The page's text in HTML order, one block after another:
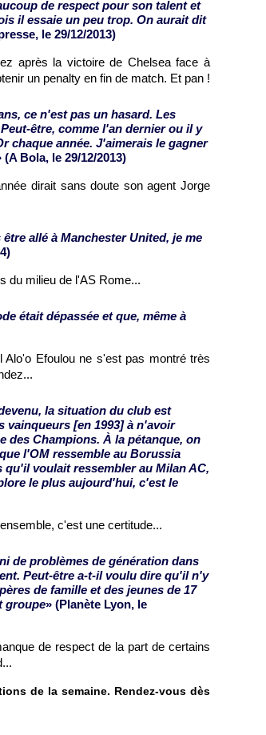
de respect pour son talent et
il essaie un peu trop. On aurait dit
le 29/12/2013)
après la victoire de Chelsea face à
un penalty en fin de match. Et pan !
ce n'est pas un hasard. Les
être, comme l'an dernier ou il y
chaque année. J'aimerais le gagner
(A Bola, le 29/12/2013)
dirait sans doute son agent Jorge
allé à Manchester United, je me
du milieu de l'AS Rome...
était dépassée et que, même à
Alo'o Efoulou ne s'est pas montré très
la situation du club est
vainqueurs [en 1993] à n'avoir
des Champions. À la pétanque, on
l'OM ressemble au Borussia
voulait ressembler au Milan AC,
le plus aujourd'hui, c'est le
c'est une certitude...
de problèmes de génération dans
Peut-être a-t-il voulu dire qu'il n'y
de famille et des jeunes de 17
groupe» (Planète Lyon, le
de respect de la part de certains
de la semaine. Rendez-vous dès